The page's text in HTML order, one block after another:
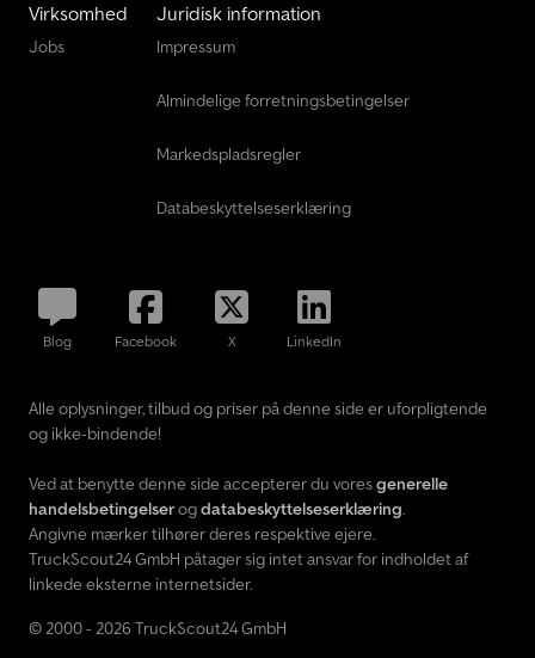
Virksomhed
Jobs
Juridisk information
Impressum
Almindelige forretningsbetingelser
Markedspladsregler
Databeskyttelseserklæring
Blog Facebook X LinkedIn
Alle oplysninger, tilbud og priser på denne side er uforpligtende
og ikke-bindende!
Ved at benytte denne side accepterer du voresgenerelle
handelsbetingelserogdatabeskyttelseserklæring.
Angivne mærker tilhører deres respektive ejere.
TruckScout24 GmbH påtager sig intet ansvar for indholdet af
linkede eksterne internetsider.
© 2000 - 2026 TruckScout24 GmbH